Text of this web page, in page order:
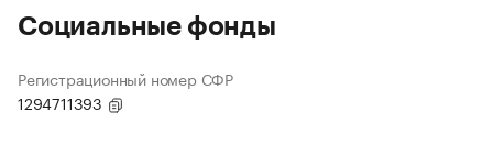
Социальные фонды
Регистрационный номер СФР
1294711393